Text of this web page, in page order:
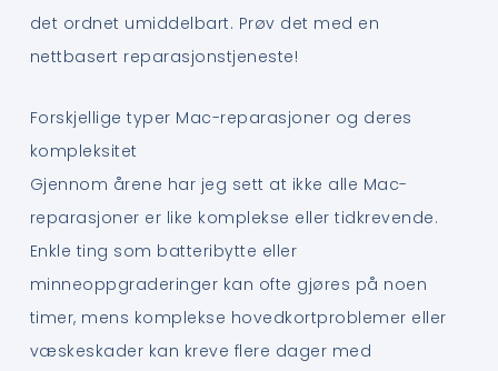
det ordnet umiddelbart. Prøv det med en
nettbasert reparasjonstjeneste!
Forskjellige typer Mac-reparasjoner og deres
kompleksitet
Gjennom årene har jeg sett at ikke alle Mac-
reparasjoner er like komplekse eller tidkrevende.
Enkle ting som batteribytte eller
minneoppgraderinger kan ofte gjøres på noen
timer, mens komplekse hovedkortproblemer eller
væskeskader kan kreve flere dager med